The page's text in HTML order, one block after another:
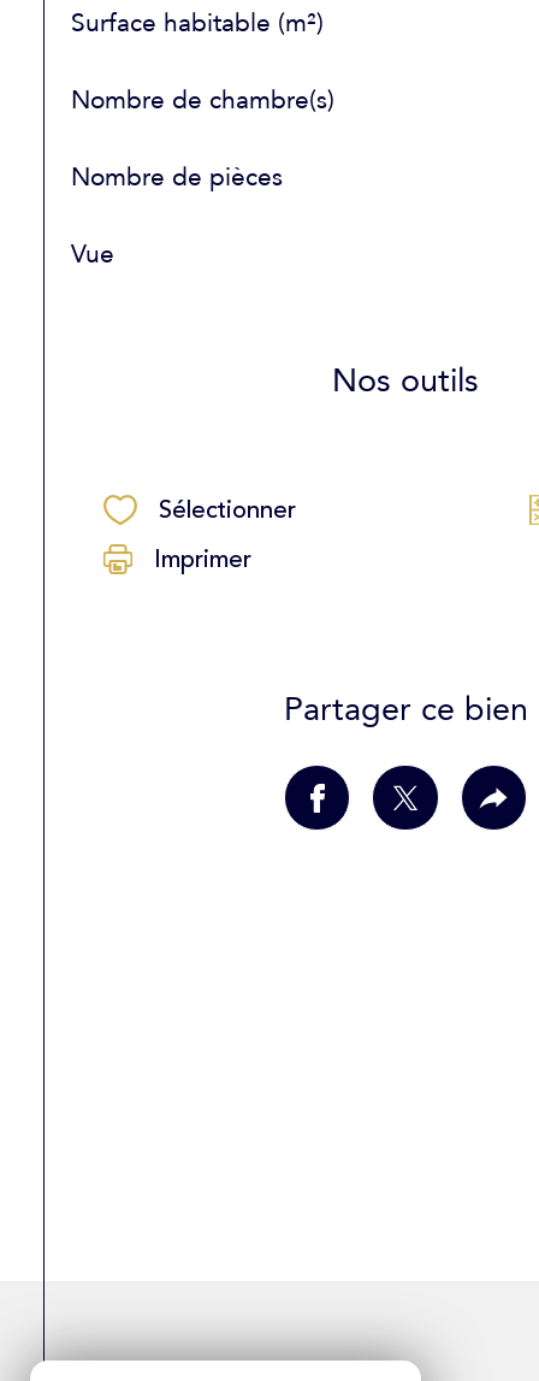
Surface habitable (m²)
Nombre de chambre(s)
Nombre de pièces
Vue
Nos outils
Sélectionner
Imprimer
Partager ce bien